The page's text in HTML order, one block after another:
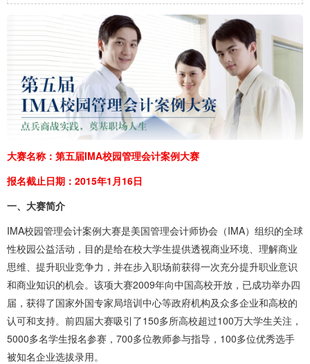
大赛名称：第五届IMA校园管理会计案例大赛
报名截止日期：2015年1月16日
一、大赛简介
IMA校园管理会计案例大赛是美国管理会计师协会（IMA）组织的全球
性校园公益活动，目的是给在校大学生提供透视商业环境、理解商业
思维、提升职业竞争力，并在步入职场前获得一次充分提升职业意识
和商业知识的机会。该项大赛2009年向中国高校开放，已成功举办四
届，获得了国家外国专家局培训中心等政府机构及众多企业和高校的
认可和支持。前四届大赛吸引了150多所高校超过100万大学生关注，
5000多名学生报名参赛，700多位教师参与指导，100多位优秀选手
被知名企业选拔录用。